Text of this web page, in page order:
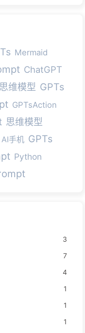
Mermaid
ChatGPT
思维模型 GPTs
GPTsAction
思维模型
AI手机 GPTs
Python
3
7
4
1
1
1